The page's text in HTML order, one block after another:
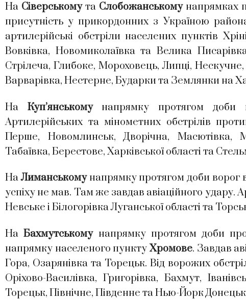
На Сіверськомута Слобожанськомунапрямках
присутність у прикордонних з Україною
артилерійські обстріли населених пунктів
Вовківка, Новомиколаївка та Велика
Стрілеча, Глибоке, Мороховець, Липці,
Варварівка, Нестерне, Бударки та Землянки на
На Куп’янськомунапрямку протягом доби
Артилерійських та мінометних обстрілів
Перше, Новомлинськ, Дворічна, Масютівка,
Табаївка, Берестове, Харківської області та
НаЛиманськомунапрямку протягом доби ворог
успіху не мав. Там же завдав авіаційного удару.
Невське і Білогорівка Луганської області та
НаБахмутськомунапрямку протягом доби
напрямку населеного пункту Хромове. Завдав
Гора, Озарянівка та Торецьк. Від ворожих
Оріхово-Василівка, Григорівка, Бахмут,
Торецьк, Північне, Південне та Нью-Йорк